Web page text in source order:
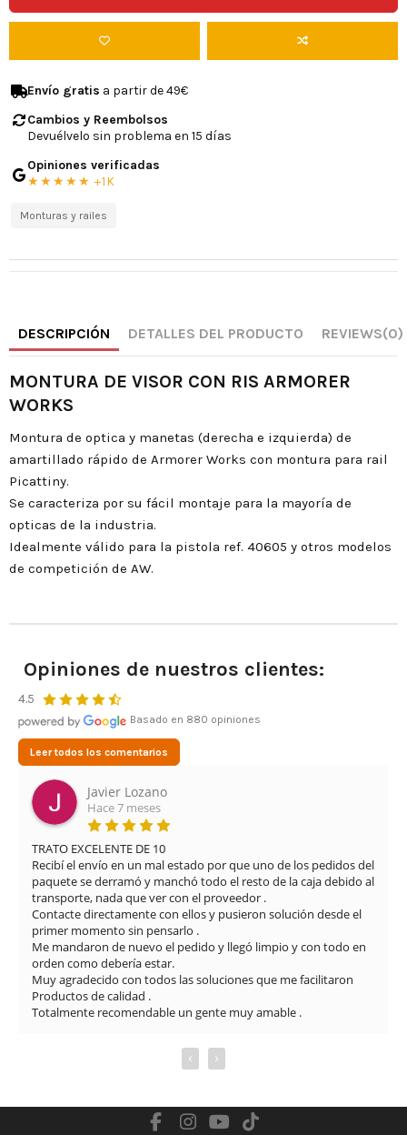
Envío gratis a partir de 49€
Cambios y Reembolsos
Devuélvelo sin problema en 15 días
Opiniones verificadas
★★★★★ +1K
Monturas y railes
DESCRIPCIÓN DETALLES DEL PRODUCTO REVIEWS(0)
MONTURA DE VISOR CON RIS ARMORER
WORKS
Montura de optica y manetas (derecha e izquierda) de
amartillado rápido de Armorer Works con montura para rail
Picattiny.
Se caracteriza por su fácil montaje para la mayoría de
opticas de la industria.
Idealmente válido para la pistola ref. 40605 y otros modelos
de competición de AW.
Opiniones de nuestros clientes:
4.5
Basado en 880 opiniones
Leer todos los comentarios
Javier Lozano
Hace 7 meses
TRATO EXCELENTE DE 10
Recibí el envío en un mal estado por que uno de los pedidos del
paquete se derramó y manchó todo el resto de la caja debido al
transporte, nada que ver con el proveedor .
Contacte directamente con ellos y pusieron solución desde el
primer momento sin pensarlo .
Me mandaron de nuevo el pedido y llegó limpio y con todo en
orden como debería estar.
Muy agradecido con todos las soluciones que me facilitaron
Productos de calidad .
Totalmente recomendable un gente muy amable .
‹ ›